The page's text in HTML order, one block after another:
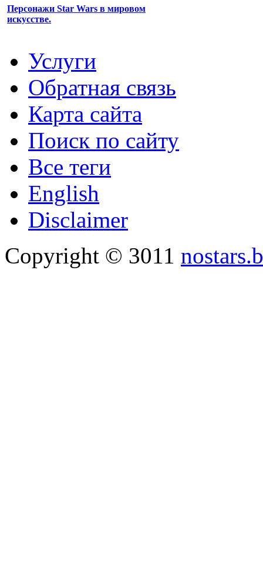
Персонажи Star Wars в мировом
искусстве.
Услуги
Обратная связь
Карта сайта
Поиск по сайту
Все теги
English
Disclaimer
Copyright © 3011